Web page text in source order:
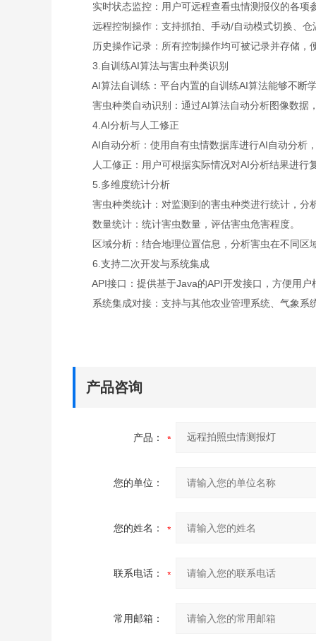
实时状态监控：用户可远程查看虫情测报仪的各项
远程控制操作：支持抓拍、手动/自动模式切换、仓
历史操作记录：所有控制操作均可被记录并存储，
3.自训练AI算法与害虫种类识别
AI算法自训练：平台内置的自训练AI算法能够不断
害虫种类自动识别：通过AI算法自动分析图像数据
4.AI分析与人工修正
AI自动分析：使用自有虫情数据库进行AI自动分析
人工修正：用户可根据实际情况对AI分析结果进行
5.多维度统计分析
害虫种类统计：对监测到的害虫种类进行统计，分
数量统计：统计害虫数量，评估害虫危害程度。
区域分析：结合地理位置信息，分析害虫在不同区
6.支持二次开发与系统集成
API接口：提供基于Java的API开发接口，方便用户
系统集成对接：支持与其他农业管理系统、气象系
产品咨询
产品：
您的单位：
您的姓名：
联系电话：
常用邮箱：